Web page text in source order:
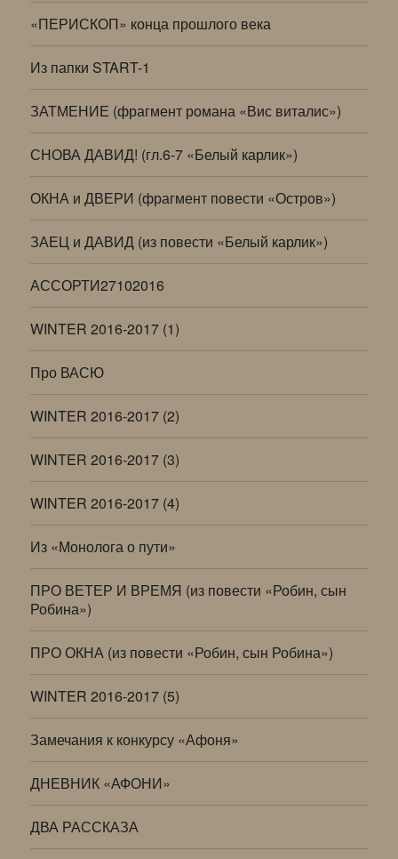
«ПЕРИСКОП» конца прошлого века
Из папки START-1
ЗАТМЕНИЕ (фрагмент романа «Вис виталис»)
СНОВА ДАВИД! (гл.6-7 «Белый карлик»)
ОКНА и ДВЕРИ (фрагмент повести «Остров»)
ЗАЕЦ и ДАВИД (из повести «Белый карлик»)
АССОРТИ27102016
WINTER 2016-2017 (1)
Про ВАСЮ
WINTER 2016-2017 (2)
WINTER 2016-2017 (3)
WINTER 2016-2017 (4)
Из «Монолога о пути»
ПРО ВЕТЕР И ВРЕМЯ (из повести «Робин, сын
Робина»)
ПРО ОКНА (из повести «Робин, сын Робина»)
WINTER 2016-2017 (5)
Замечания к конкурсу «Афоня»
ДНЕВНИК «АФОНИ»
ДВА РАССКАЗА